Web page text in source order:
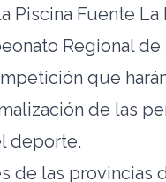
Piscina Fuente La
Regional
que
de las
deporte.
de las provincias